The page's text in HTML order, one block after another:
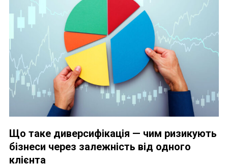
Що таке диверсифікація — чим ризикують
бізнеси через залежність від одного
клієнта